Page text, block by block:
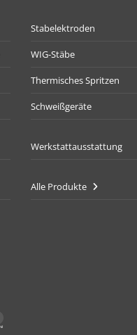
Stabelektroden
WIG-Stäbe
Thermisches Spritzen
Schweißgeräte
Werkstattausstattung
Alle Produkte